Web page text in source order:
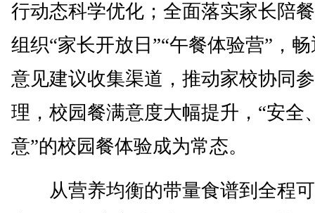
行动态科学优化；全面落实家长陪
组织“家长开放日”“午餐体验营”，
意见建议收集渠道，推动家校协同
理，校园餐满意度大幅提升，“安全
意”的校园餐体验成为常态。
从营养均衡的带量食谱到全程可